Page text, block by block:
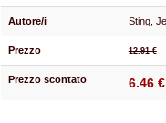
Autore/i Sting,
Prezzo 12.91 €
Prezzo scontato 6.46 €